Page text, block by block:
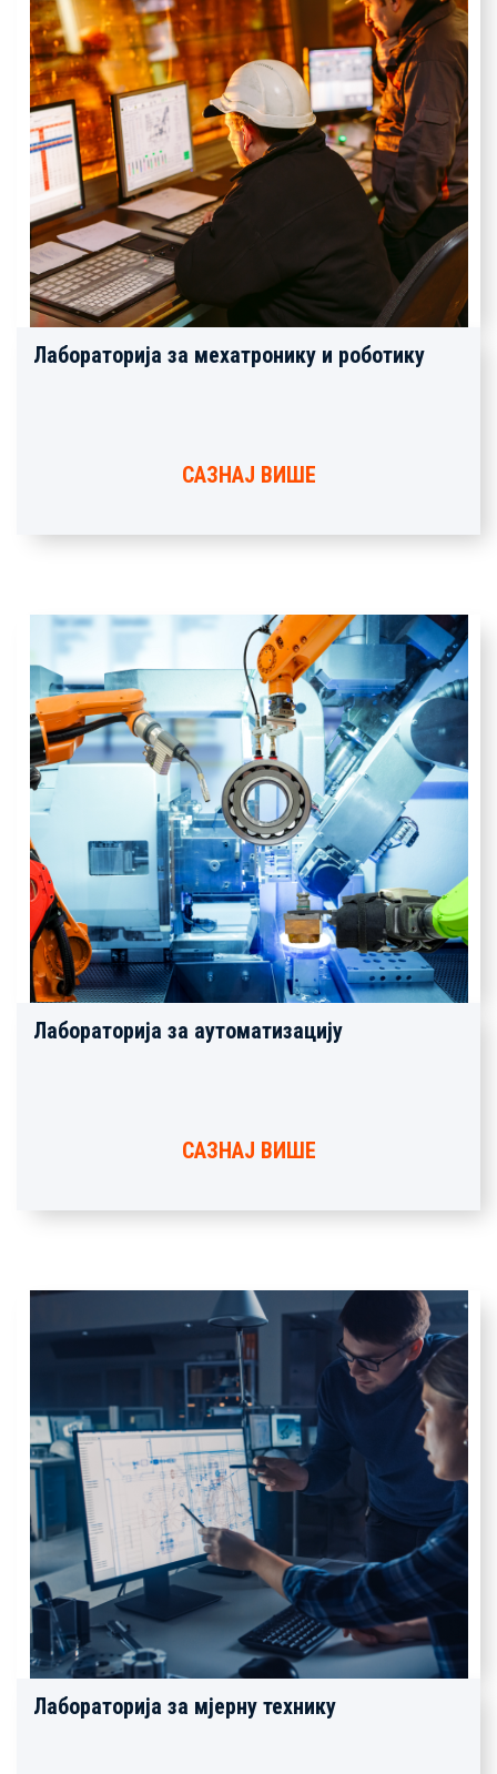
Лабораторија за мехатронику и роботику
САЗНАЈ ВИШЕ
Лабораторија за аутоматизацију
САЗНАЈ ВИШЕ
Лабораторија за мјерну технику